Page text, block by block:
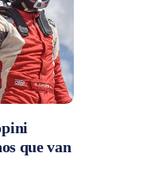
que van